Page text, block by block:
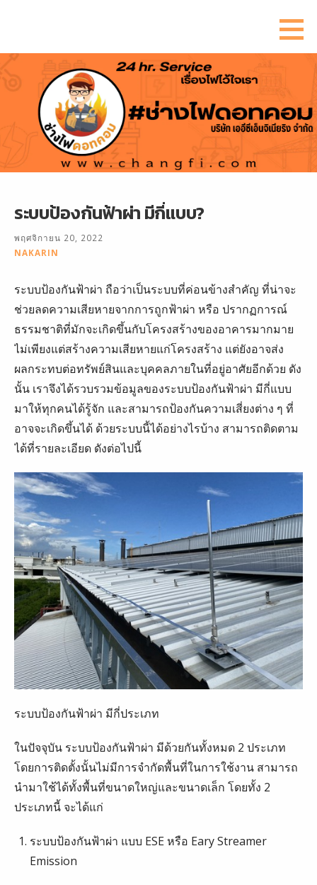
ยัง
เนื้อหา
ระบบป้องกันฟ้าผ่า มีกี่แบบ?
พฤศจิกายน 20, 2022
NAKARIN
ระบบป้องกันฟ้าผ่า ถือว่าเป็นระบบที่ค่อนข้างสำคัญ ที่น่าจะ
ช่วยลดความเสียหายจากการถูกฟ้าผ่า หรือ ปรากฏการณ์
ธรรมชาติที่มักจะเกิดขึ้นกับโครงสร้างของอาคารมากมาย
ไม่เพียงแต่สร้างความเสียหายแก่โครงสร้าง แต่ยังอาจส่ง
ผลกระทบต่อทรัพย์สินและบุคคลภายในที่อยู่อาศัยอีกด้วย ดัง
นั้น เราจึงได้รวบรวมข้อมูลของระบบป้องกันฟ้าผ่า มีกี่แบบ
มาให้ทุกคนได้รู้จัก และสามารถป้องกันความเสี่ยงต่าง ๆ ที่
อาจจะเกิดขึ้นได้ ด้วยระบบนี้ได้อย่างไรบ้าง สามารถติดตาม
ได้ที่รายละเอียด ดังต่อไปนี้
ระบบป้องกันฟ้าผ่า มีกี่ประเภท
ในปัจจุบัน ระบบป้องกันฟ้าผ่า มีด้วยกันทั้งหมด 2 ประเภท
โดยการติดตั้งนั้นไม่มีการจำกัดพื้นที่ในการใช้งาน สามารถ
นำมาใช้ได้ทั้งพื้นที่ขนาดใหญ่และขนาดเล็ก โดยทั้ง 2
ประเภทนี้ จะได้แก่
ระบบป้องกันฟ้าผ่า แบบ ESE หรือ Eary Streamer
Emission